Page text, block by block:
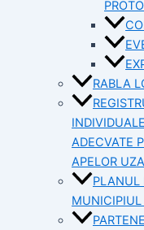
RABLA
INDIVIDUALE
ADECVATE
APELOR
PLANUL